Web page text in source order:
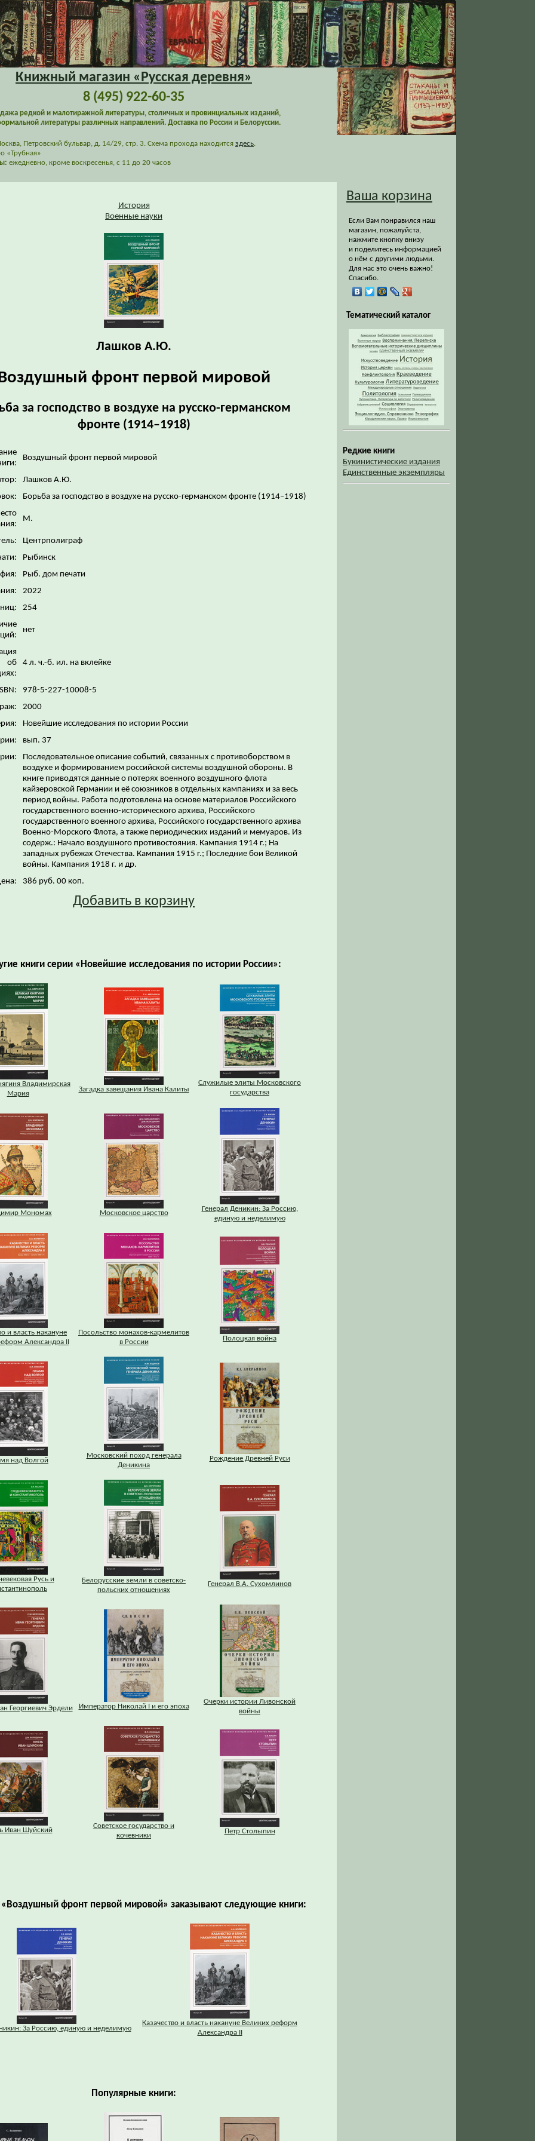
Книжный магазин «Русская деревня»
8 (495) 922-60-35
редкой и малотиражной литературы, столичных и провинциальных изданий,
литературы различных направлений. Доставка по России и Белоруссии.
Петровский бульвар, д. 14/29, стр. 3. Схема прохода находится здесь.
«Трубная»
ежедневно, кроме воскресенья, с 11 до 20 часов
История
Военные науки
Лашков А.Ю.
фронт первой мировой
за господство в воздухе на русско-германском
фронте (1914–1918)
Воздушный фронт первой мировой
Лашков А.Ю.
Борьба за господство в воздухе на русско-германском фронте (1914–1918)
М.
Центрполиграф
Рыбинск
Рыб. дом печати
2022
254
нет
об
4 л. ч.-б. ил. на вклейке
978-5-227-10008-5
2000
Новейшие исследования по истории России
вып. 37
Последовательное описание событий, связанных с противоборством в
воздухе и формированием российской системы воздушной обороны. В
книге приводятся данные о потерях военного воздушного флота
кайзеровской Германии и её союзников в отдельных кампаниях и за весь
период войны. Работа подготовлена на основе материалов Российского
государственного военно-исторического архива, Российского
государственного военного архива, Российского государственного архива
Военно-Морского Флота, а также периодических изданий и мемуаров. Из
содерж.: Начало воздушного противостояния. Кампания 1914 г.; На
западных рубежах Отечества. Кампания 1915 г.; Последние бои Великой
войны. Кампания 1918 г. и др.
386 руб. 00 коп.
Добавить в корзину
книги серии «Новейшие исследования по истории России»:
Владимирская
Мария
Загадка завещания Ивана Калиты
Служилые элиты Московского
государства
Мономах Московское царство
Генерал Деникин: За Россию,
единую и неделимую
и власть накануне
Александра II
Посольство монахов-кармелитов
в России
Полоцкая война
над Волгой
Московский поход генерала
Деникина
Рождение Древней Руси
Русь и
Белорусские земли в советско-
польских отношениях
Генерал В.А. Сухомлинов
Георгиевич Эрдели Император Николай I и его эпоха
Очерки истории Ливонской
войны
Иван Шуйский
Советское государство и
кочевники
Петр Столыпин
«Воздушный фронт первой мировой» заказывают следующие книги:
За Россию, единую и неделимую
Казачество и власть накануне Великих реформ
Александра II
Популярные книги:
Ваша корзина
Если Вам понравился наш
магазин, пожалуйста,
нажмите кнопку внизу
и поделитесь информацией
о нём с другими людьми.
Для нас это очень важно!
Спасибо.
Тематический каталог
Редкие книги
Букинистические издания
Единственные экземпляры